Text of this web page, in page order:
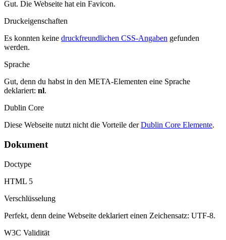
Gut. Die Webseite hat ein Favicon.
Druckeigenschaften
Es konnten keine druckfreundlichen CSS-Angaben gefunden
werden.
Sprache
Gut, denn du habst in den META-Elementen eine Sprache
deklariert: nl.
Dublin Core
Diese Webseite nutzt nicht die Vorteile derDublin Core Elemente.
Dokument
Doctype
HTML 5
Verschlüsselung
Perfekt, denn deine Webseite deklariert einen Zeichensatz: UTF-8.
W3C Validität